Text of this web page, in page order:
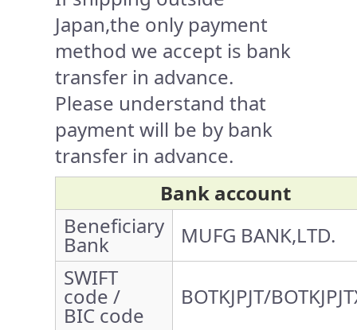
Japan,the only payment
method we accept is bank
transfer in advance.
Please understand that
payment will be by bank
transfer in advance.
Bank account
Beneficiary
Bank
MUFG BANK,LTD.
SWIFT
code /
BIC code
BOTKJPJT/